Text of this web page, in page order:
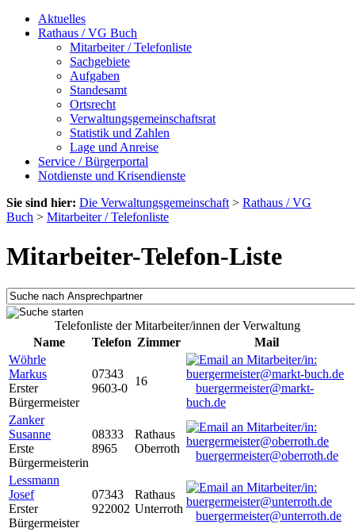
Aktuelles
Rathaus / VG Buch
Mitarbeiter / Telefonliste
Sachgebiete
Aufgaben
Standesamt
Ortsrecht
Verwaltungsgemeinschaftsrat
Statistik und Zahlen
Lage und Anreise
Service / Bürgerportal
Notdienste und Krisendienste
Sie sind hier: Die Verwaltungsgemeinschaft > Rathaus / VG
Buch > Mitarbeiter / Telefonliste
Mitarbeiter-Telefon-Liste
Telefonliste der Mitarbeiter/innen der Verwaltung
Name
Telefon Zimmer
Mail
Wöhrle
Markus
Erster
Bürgermeister
07343
9603-0
16
buergermeister@markt-
buch.de
Zanker
Susanne
Erste
Bürgermeisterin
08333
8965
Rathaus
Oberroth
buergermeister@oberroth.de
Lessmann
Josef
Erster
Bürgermeister
07343
922002
Rathaus
Unterroth
buergermeister@unterroth.de